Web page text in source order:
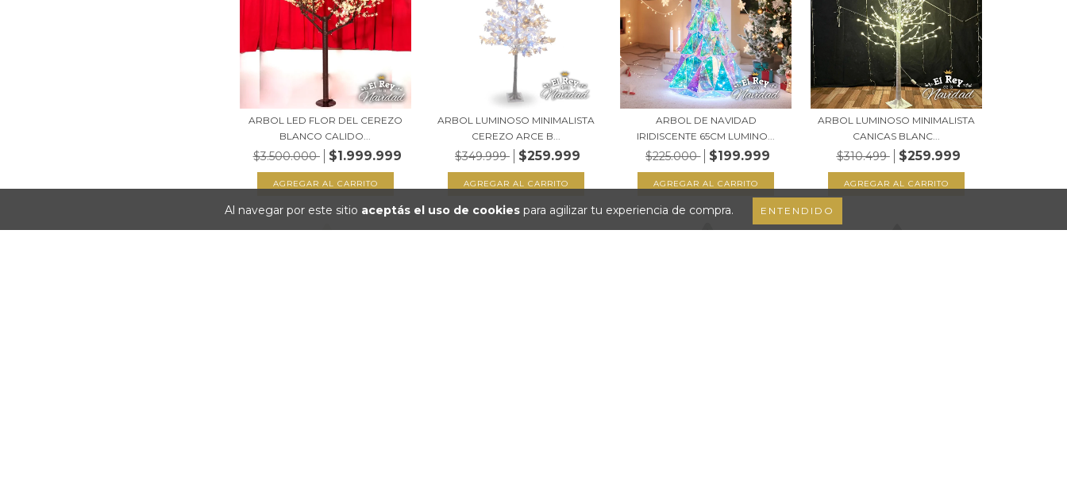
Al navegar por este sitio aceptás el uso de cookies para agilizar tu experiencia de compra. ENTENDIDO
ARBOL LED FLOR DEL CEREZO
BLANCO CALIDO...
$3.500.000 $1.999.999
ARBOL LUMINOSO MINIMALISTA
CEREZO ARCE B...
$349.999 $259.999
ARBOL DE NAVIDAD
IRIDISCENTE 65CM LUMINO...
$225.000 $199.999
ARBOL LUMINOSO MINIMALISTA
CANICAS BLANC...
$310.499 $259.999